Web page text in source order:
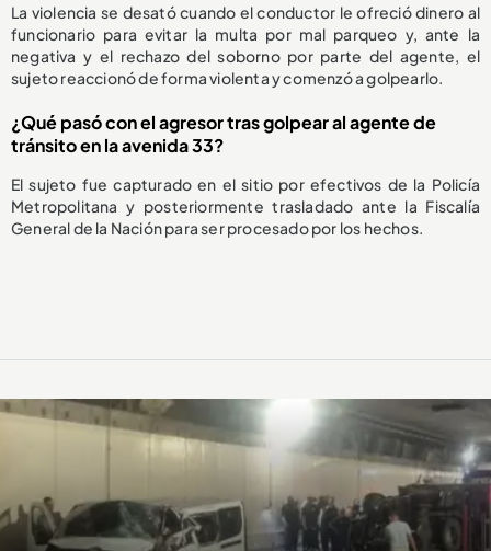
La violencia se desató cuando el conductor le ofreció dinero al
funcionario para evitar la multa por mal parqueo y, ante la
negativa y el rechazo del soborno por parte del agente, el
sujeto reaccionó de forma violenta y comenzó a golpearlo.
¿Qué pasó con el agresor tras golpear al agente de
tránsito en la avenida 33?
El sujeto fue capturado en el sitio por efectivos de la Policía
Metropolitana y posteriormente trasladado ante la Fiscalía
General de la Nación para ser procesado por los hechos.